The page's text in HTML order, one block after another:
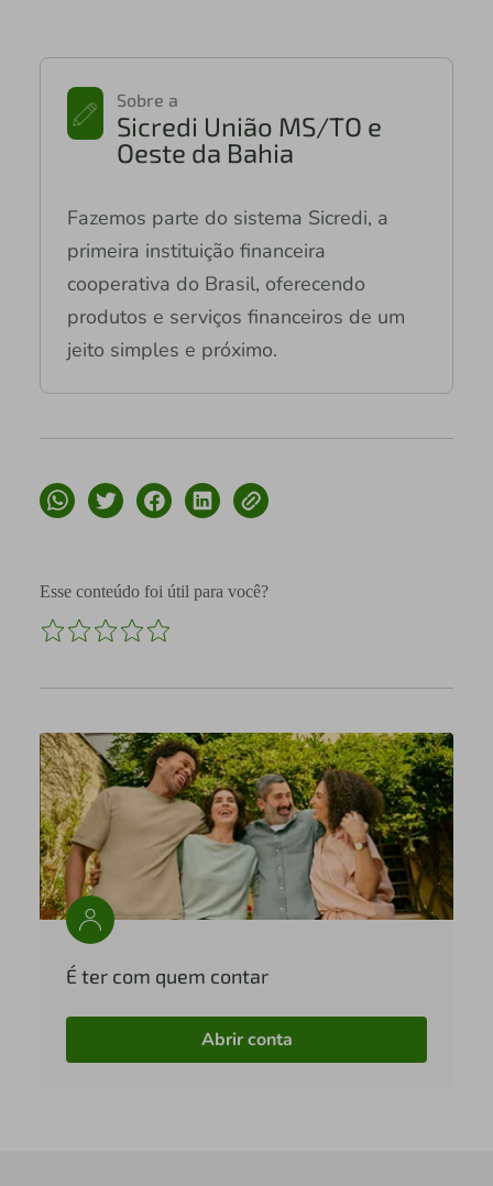
Sobre a
Sicredi União MS/TO e
Oeste da Bahia
Fazemos parte do sistema Sicredi, a
primeira instituição financeira
cooperativa do Brasil, oferecendo
produtos e serviços financeiros de um
jeito simples e próximo.
Esse conteúdo foi útil para você?
É ter com quem contar
Abrir conta